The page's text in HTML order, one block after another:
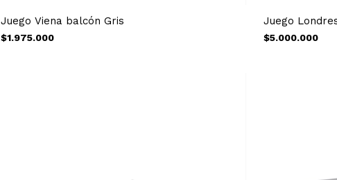
Juego Viena balcón Gris
$1.975.000
Juego
$5.000.000